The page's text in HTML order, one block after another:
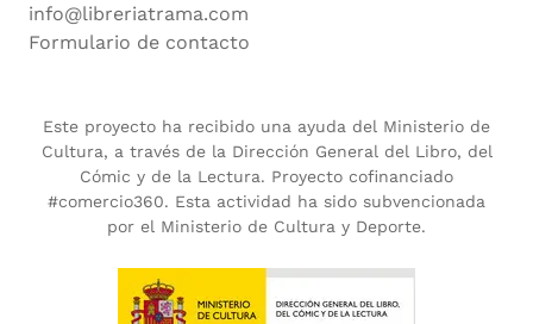
info@libreriatrama.com
Formulario de contacto
Este proyecto ha recibido una ayuda del Ministerio de
Cultura, a través de la Dirección General del Libro, del
Cómic y de la Lectura. Proyecto cofinanciado
#comercio360. Esta actividad ha sido subvencionada
por el Ministerio de Cultura y Deporte.